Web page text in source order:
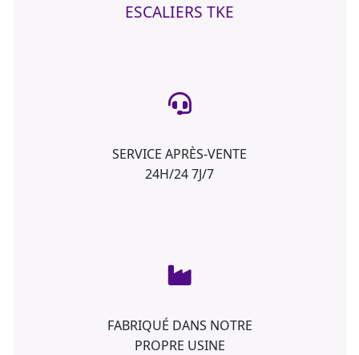
ESCALIERS TKE
SERVICE APRÈS-VENTE
24H/24 7J/7
FABRIQUÉ DANS NOTRE
PROPRE USINE